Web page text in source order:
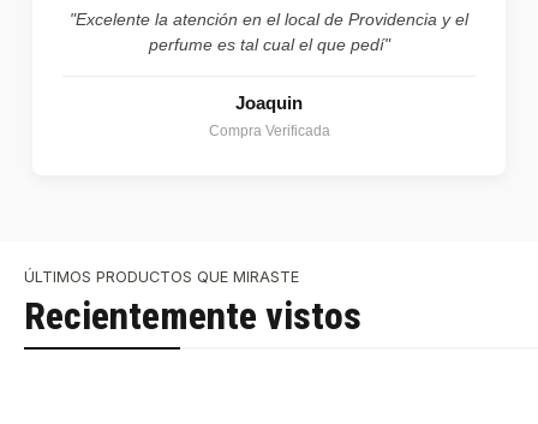
"Excelente la atención en el local de Providencia y el
perfume es tal cual el que pedí"
Joaquin
Compra Verificada
ÚLTIMOS PRODUCTOS QUE MIRASTE
Recientemente vistos